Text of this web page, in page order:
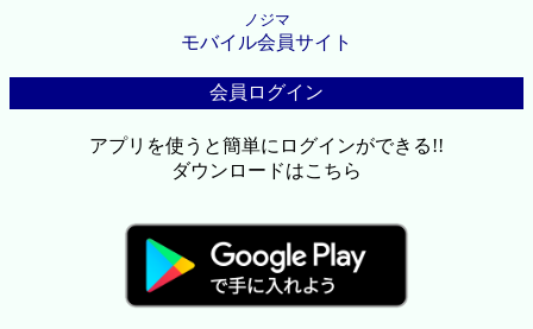
ノジマ
モバイル会員サイト
会員ログイン
アプリを使うと簡単にログインができる!!
ダウンロードはこちら